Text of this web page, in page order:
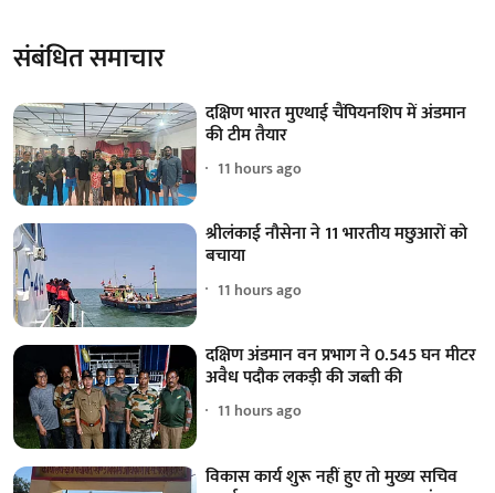
संबंधित समाचार
दक्षिण भारत मुएथाई चैंपियनशिप में अंडमान
की टीम तैयार
11 hours ago
श्रीलंकाई नौसेना ने 11 भारतीय मछुआरों को
बचाया
11 hours ago
दक्षिण अंडमान वन प्रभाग ने 0.545 घन मीटर
अवैध पदौक लकड़ी की जब्ती की
11 hours ago
विकास कार्य शुरू नहीं हुए तो मुख्य सचिव